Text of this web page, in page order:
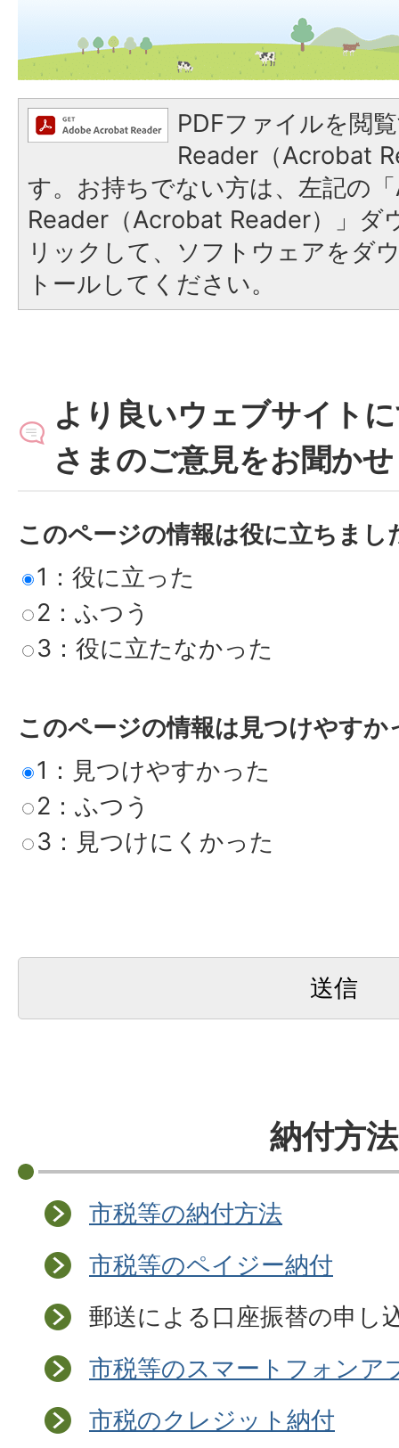
PDFファイルを閲
Reader（Acrobat
す。お持ちでない方は、左記の
Reader（Acrobat Reader）」ダ
リックして、ソフトウェアをダ
トールしてください。
より良いウェブサイト
さまのご意見をお聞か
このページの情報は役に立ちまし
1：役に立った
2：ふつう
3：役に立たなかった
このページの情報は見つけやすか
1：見つけやすかった
2：ふつう
3：見つけにくかった
納付方法
市税等の納付方法
市税等のペイジー納付
郵送による口座振替の申し
市税等のスマートフォンア
市税のクレジット納付